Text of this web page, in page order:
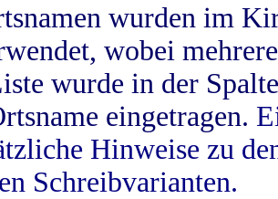
wurden im
wobei
wurde in der
eingetragen.
Hinweise zu
Schreibvarianten.